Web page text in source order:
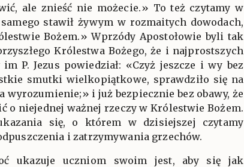
ale znieść nie możecie.» To też czytamy w
stawił żywym w rozmaitych dowodach,
Bożem.» Wprzódy Apostołowie byli tak
Królestwa Bożego, że i najprostszych
P. Jezus powiedział: «Czyż jeszcze i wy bez
smutki wielkopiątkowe, sprawdziło się na
i już bezpiecznie bez obawy, że
o niejednej ważnej rzeczy w Królestwie Bożem.
się, o którem w dzisiejszej czytamy
i zatrzymywania grzechów.
ukazuje uczniom swoim jest, aby się jak